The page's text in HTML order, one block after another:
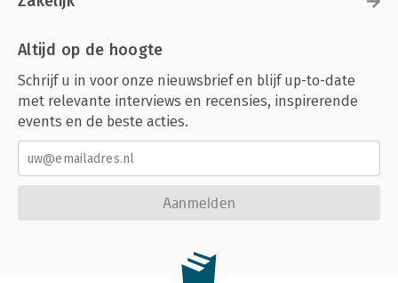
Altijd op de hoogte
Schrijf u in voor onze nieuwsbrief en blijf up-to-date
met relevante interviews en recensies, inspirerende
events en de beste acties.
Aanmelden